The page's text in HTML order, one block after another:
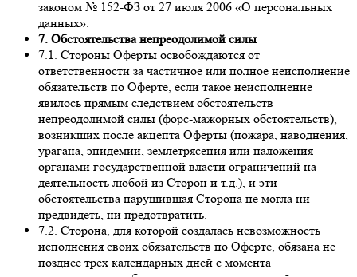
законом № 152-ФЗ от 27 июля 2006 «О персональных
данных».
7. Обстоятельства непреодолимой силы
7.1. Стороны Оферты освобождаются от
ответственности за частичное или полное неисполнение
обязательств по Оферте, если такое неисполнение
явилось прямым следствием обстоятельств
непреодолимой силы (форс-мажорных обстоятельств),
возникших после акцепта Оферты (пожара, наводнения,
урагана, эпидемии, землетрясения или наложения
органами государственной власти ограничений на
деятельность любой из Сторон и т.д.), и эти
обстоятельства нарушившая Сторона не могла ни
предвидеть, ни предотвратить.
7.2. Сторона, для которой создалась невозможность
исполнения своих обязательств по Оферте, обязана не
позднее трех календарных дней с момента